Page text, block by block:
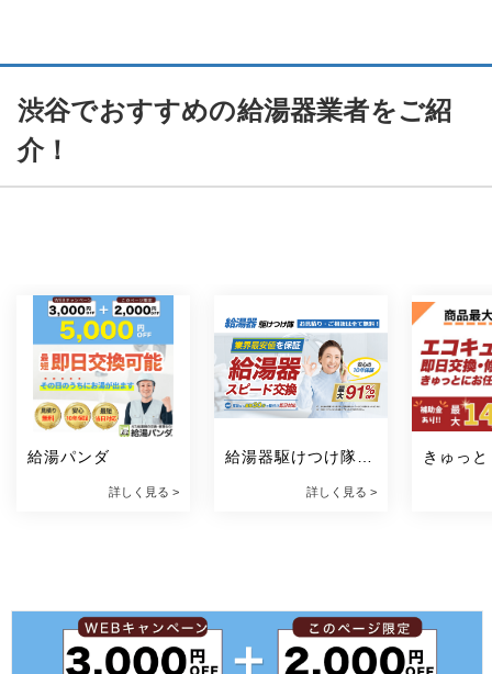
渋谷でおすすめの給湯器業者をご紹
介！
給湯パンダ
詳しく見る >
給湯器駆けつけ隊
詳しく見る >
きゅっと